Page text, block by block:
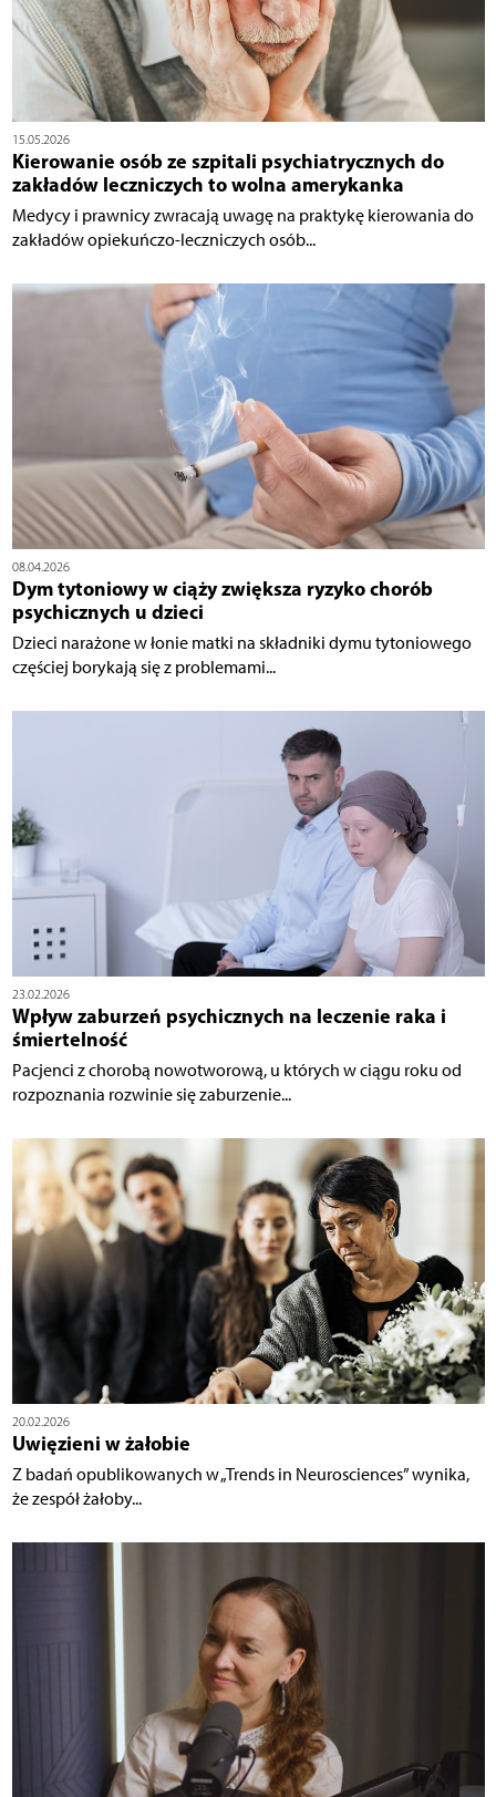
15.05.2026
Kierowanie osób ze szpitali psychiatrycznych do
zakładów leczniczych to wolna amerykanka
Medycy i prawnicy zwracają uwagę na praktykę kierowania do
zakładów opiekuńczo-leczniczych osób...
08.04.2026
Dym tytoniowy w ciąży zwiększa ryzyko chorób
psychicznych u dzieci
Dzieci narażone w łonie matki na składniki dymu tytoniowego
częściej borykają się z problemami...
23.02.2026
Wpływ zaburzeń psychicznych na leczenie raka i
śmiertelność
Pacjenci z chorobą nowotworową, u których w ciągu roku od
rozpoznania rozwinie się zaburzenie...
20.02.2026
Uwięzieni w żałobie
Z badań opublikowanych w „Trends in Neurosciences” wynika,
że zespół żałoby...